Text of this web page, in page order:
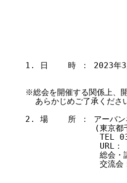
1. 日    時 ： 2023年3
※総会を開催する関係上、
あらかじめご了承くださ
2. 場    所 ： アーバンネ
(東京都千
TEL
               URL：
総会・
交流会